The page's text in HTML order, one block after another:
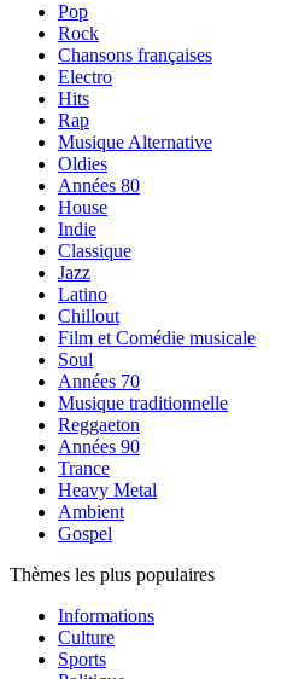
Pop
Rock
Chansons françaises
Electro
Hits
Rap
Musique Alternative
Oldies
Années 80
House
Indie
Classique
Jazz
Latino
Chillout
Film et Comédie musicale
Soul
Années 70
Musique traditionnelle
Reggaeton
Années 90
Trance
Heavy Metal
Ambient
Gospel
Thèmes les plus populaires
Informations
Culture
Sports